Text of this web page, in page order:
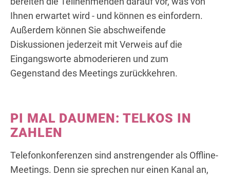
Ihnen erwartet wird - und können es einfordern.
Außerdem können Sie abschweifende
Diskussionen jederzeit mit Verweis auf die
Eingangsworte abmoderieren und zum
Gegenstand des Meetings zurückkehren.
PI MAL DAUMEN: TELKOS IN
ZAHLEN
Telefonkonferenzen sind anstrengender als Offline-
Meetings. Denn sie sprechen nur einen Kanal an,